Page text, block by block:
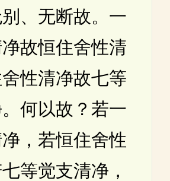
、无断故。一
故恒住舍性清
性清净故七等
何以故？若一
，若恒住舍性
等觉支清净，